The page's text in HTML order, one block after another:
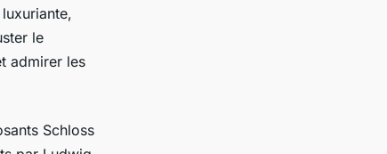
le
admirer les
Schloss